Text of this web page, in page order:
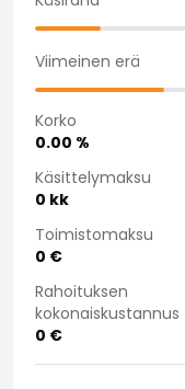
Saka Select
Toimipisteet
Yritys
Saka Finland Oy
Hallinto
Ostotiimi
Yhteydenotto
Rekrytointi
Laskutustiedot
Medialle
Kokemuksia Sakasta
Reklamaatiot
Viimeinen erä
Korko
0.00 %
Käsittelymaksu
0 kk
Toimistomaksu
0 €
Rahoituksen
kokonaiskustannus
0 €